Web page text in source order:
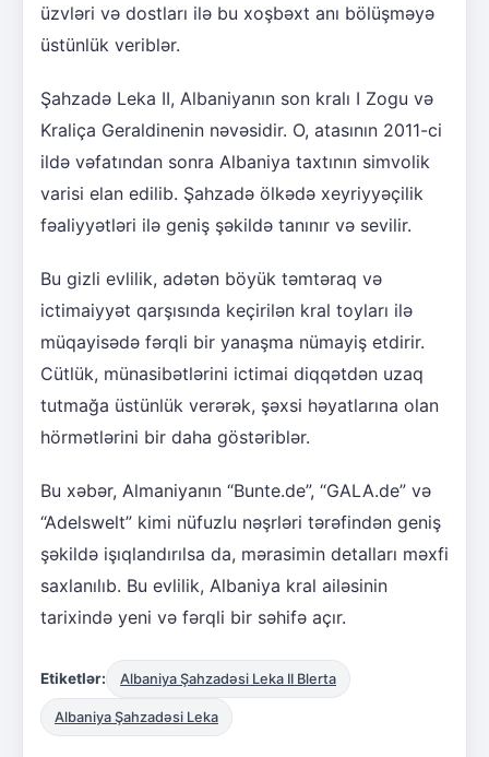
üzvləri və dostları ilə bu xoşbəxt anı bölüşməyə
üstünlük veriblər.
Şahzadə Leka II, Albaniyanın son kralı I Zogu və
Kraliça Geraldinenin nəvəsidir. O, atasının 2011-ci
ildə vəfatından sonra Albaniya taxtının simvolik
varisi elan edilib. Şahzadə ölkədə xeyriyyəçilik
fəaliyyətləri ilə geniş şəkildə tanınır və sevilir.
Bu gizli evlilik, adətən böyük təmtəraq və
ictimaiyyət qarşısında keçirilən kral toyları ilə
müqayisədə fərqli bir yanaşma nümayiş etdirir.
Cütlük, münasibətlərini ictimai diqqətdən uzaq
tutmağa üstünlük verərək, şəxsi həyatlarına olan
hörmətlərini bir daha göstəriblər.
Bu xəbər, Almaniyanın “Bunte.de”, “GALA.de” və
“Adelswelt” kimi nüfuzlu nəşrləri tərəfindən geniş
şəkildə işıqlandırılsa da, mərasimin detalları məxfi
saxlanılıb. Bu evlilik, Albaniya kral ailəsinin
tarixində yeni və fərqli bir səhifə açır.
Etiketlər: Albaniya Şahzadəsi Leka II Blerta
Albaniya Şahzadəsi Leka